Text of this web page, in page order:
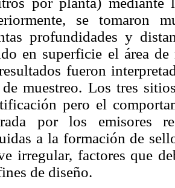
se tomaron
profundidades y
en superficie el área
fueron
muestreo. Los tres
pero el
por los emisores
a la formación de
irregular, factores que
de diseño.